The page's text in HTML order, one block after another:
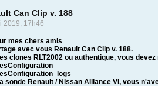
Can Clip v. 188
2019, 17h46
mes chers amis
avec vous Renault Can Clip v. 188.
clones RLT2002 ou authentique, vous
sonde Renault / Nissan Alliance VI, vous